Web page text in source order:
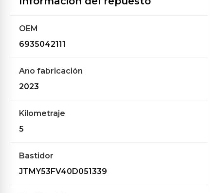
OEM
6935042111
Año fabricación
2023
Kilometraje
5
Bastidor
JTMY53FV40D051339